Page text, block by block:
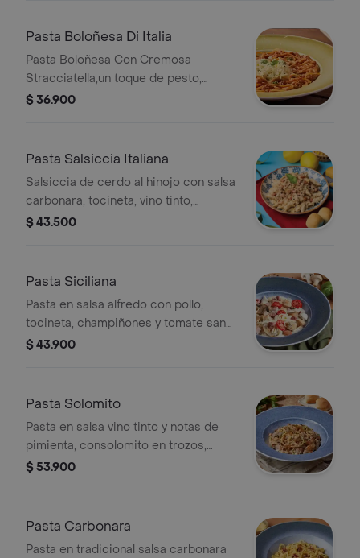
Pasta Boloñesa Di Italia
Pasta Boloñesa Con Cremosa
Stracciatella,un toque de pesto,
Queso parmesano y pancitos
$ 36.900
Pasta Salsiccia Italiana
Salsiccia de cerdo al hinojo con salsa
carbonara, tocineta, vino tinto,
parmesano y pancitos Il Forno.
$ 43.500
Pasta Siciliana
Pasta en salsa alfredo con pollo,
tocineta, champiñones y tomate san
marzano.
$ 43.900
Pasta Solomito
Pasta en salsa vino tinto y notas de
pimienta, consolomito en trozos,
tocineta, cebolla caramelizaday
$ 53.900
Pasta Carbonara
Pasta en tradicional salsa carbonara